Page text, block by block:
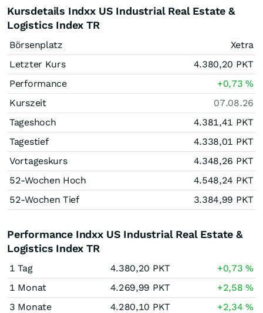
Kursdetails Indxx US Industrial Real Estate &
Logistics Index TR
Börsenplatz
Xetra
Letzter Kurs
4.380,20 PKT
Performance
+0,73%
Kurszeit
07.08.26
Tageshoch
4.381,41 PKT
Tagestief
4.338,01 PKT
Vortageskurs
4.348,26 PKT
52-Wochen Hoch
4.548,24 PKT
52-Wochen Tief
3.384,99 PKT
Performance Indxx US Industrial Real Estate &
Logistics Index TR
1 Tag 4.380,20 PKT +0,73%
1 Monat
4.269,99 PKT +2,58%
3 Monate
4.280,10 PKT +2,34%